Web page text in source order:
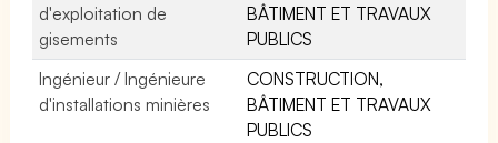
d'exploitation de
gisements
BÂTIMENT ET TRAVAUX
PUBLICS
Ingénieur / Ingénieure
d'installations minières
CONSTRUCTION,
BÂTIMENT ET TRAVAUX
PUBLICS